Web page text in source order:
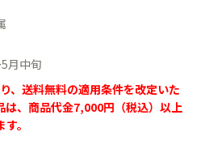
月中旬
、送料無料の適用条件を改定いた
は、商品代金7,000円（税込）以上
。